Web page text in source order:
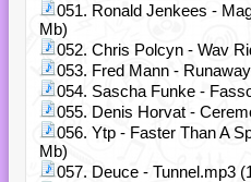
051. Ronald Jenkees -
Mb)
052. Chris Polcyn - Wav
053. Fred Mann -
054. Sascha Funke -
055. Denis Horvat -
056. Ytp - Faster Than A
Mb)
057. Deuce - Tunnel.mp3